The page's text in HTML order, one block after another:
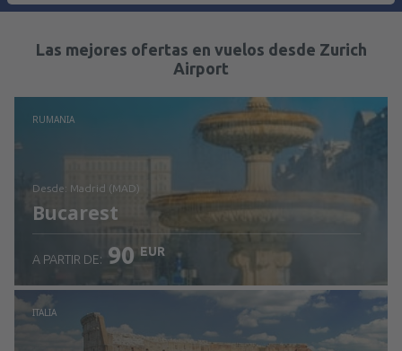
Las mejores ofertas en vuelos desde Zurich
Airport
RUMANIA
desde: Madrid (MAD)
Bucarest
Revisa los detalles
A PARTIR DE: 90 EUR
ITALIA